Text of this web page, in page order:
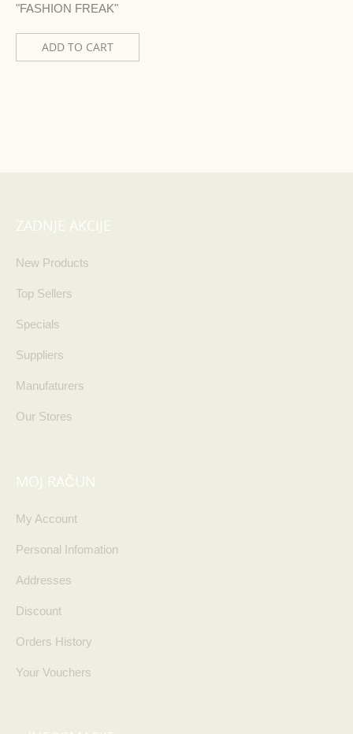
"FASHION FREAK"
ADD TO CART
ZADNJE AKCIJE
New Products
Top Sellers
Specials
Suppliers
Manufaturers
Our Stores
MOJ RAČUN
My Account
Personal Infomation
Addresses
Discount
Orders History
Your Vouchers